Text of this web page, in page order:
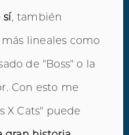
sí, también
lineales como
de "Boss" o la
Con esto me
X Cats" puede